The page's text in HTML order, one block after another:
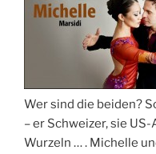
Wer sind die beiden?
– er Schweizer, sie
Wurzeln … . Michelle